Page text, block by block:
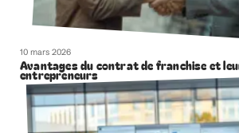
10 mars 2026
Avantages du contrat de franchise et
entrepreneurs